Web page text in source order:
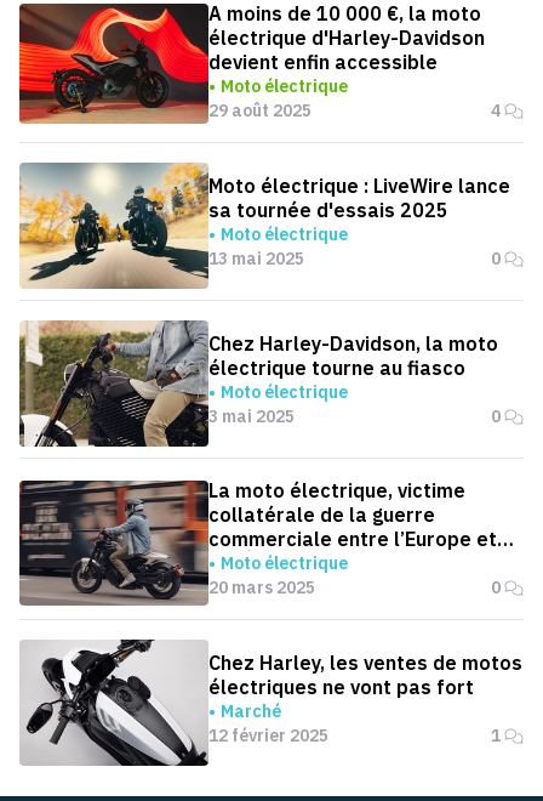
A moins de 10 000 €, la moto
électrique d'Harley-Davidson
devient enfin accessible
Moto électrique
29 août 2025
4
Moto électrique : LiveWire lance
sa tournée d'essais 2025
Moto électrique
13 mai 2025
0
Chez Harley-Davidson, la moto
électrique tourne au fiasco
Moto électrique
3 mai 2025
0
La moto électrique, victime
collatérale de la guerre
commerciale entre l’Europe et
les États-Unis
Moto électrique
20 mars 2025
0
Chez Harley, les ventes de motos
électriques ne vont pas fort
Marché
12 février 2025
1